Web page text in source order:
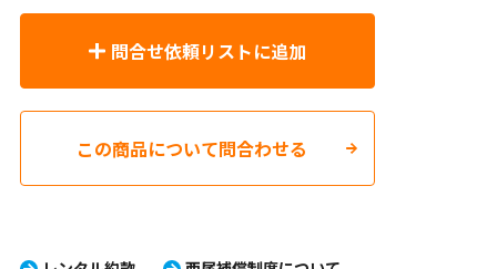
問合せ依頼リストに追加
この商品について問合わせる